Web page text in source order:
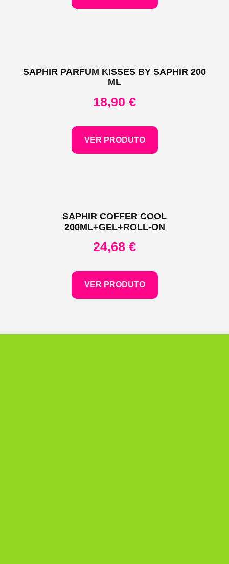
SAPHIR PARFUM KISSES BY SAPHIR 200
ML
18,90 €
VER PRODUTO
SAPHIR COFFER COOL
200ML+GEL+ROLL-ON
24,68 €
VER PRODUTO